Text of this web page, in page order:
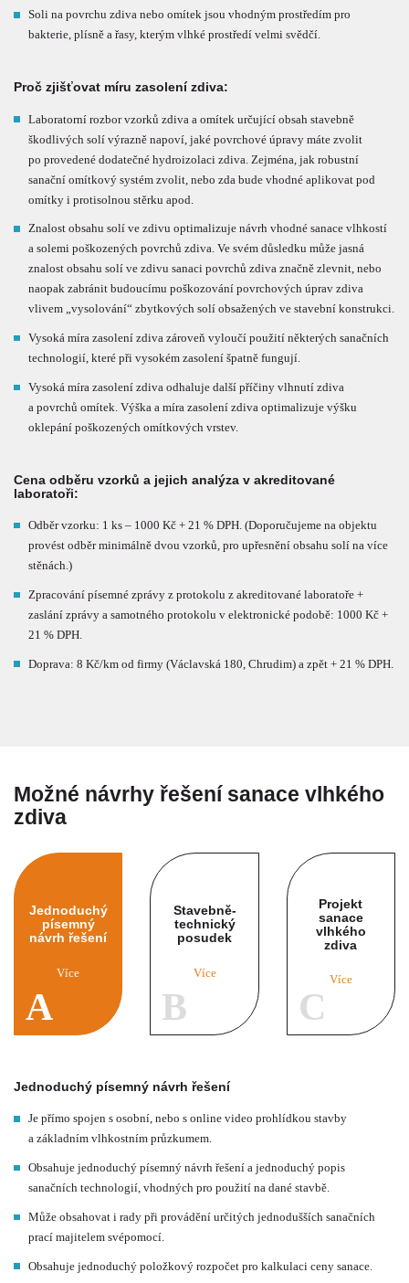
Soli na povrchu zdiva nebo omítek jsou vhodným prostředím pro
bakterie, plísně a řasy, kterým vlhké prostředí velmi svědčí.
Proč zjišťovat míru zasolení zdiva:
Laboratorní rozbor vzorků zdiva a omítek určující obsah stavebně
škodlivých solí výrazně napoví, jaké povrchové úpravy máte zvolit
po provedené dodatečné hydroizolaci zdiva. Zejména, jak robustní
sanační omítkový systém zvolit, nebo zda bude vhodné aplikovat pod
omítky i protisolnou stěrku apod.
Znalost obsahu solí ve zdivu optimalizuje návrh vhodné sanace vlhkostí
a solemi poškozených povrchů zdiva. Ve svém důsledku může jasná
znalost obsahu solí ve zdivu sanaci povrchů zdiva značně zlevnit, nebo
naopak zabránit budoucímu poškozování povrchových úprav zdiva
vlivem „vysolování“ zbytkových solí obsažených ve stavební konstrukci.
Vysoká míra zasolení zdiva zároveň vyloučí použití některých sanačních
technologií, které při vysokém zasolení špatně fungují.
Vysoká míra zasolení zdiva odhaluje další příčiny vlhnutí zdiva
a povrchů omítek. Výška a míra zasolení zdiva optimalizuje výšku
oklepání poškozených omítkových vrstev.
Cena odběru vzorků a jejich analýza v akreditované
laboratoři:
Odběr vzorku: 1 ks – 1000 Kč + 21 % DPH. (Doporučujeme na objektu
provést odběr minimálně dvou vzorků, pro upřesnění obsahu solí na více
stěnách.)
Zpracování písemné zprávy z protokolu z akreditované laboratoře +
zaslání zprávy a samotného protokolu v elektronické podobě: 1000 Kč +
21 % DPH.
Doprava: 8 Kč/km od firmy (Václavská 180, Chrudim) a zpět + 21 % DPH.
Možné návrhy řešení sanace vlhkého
zdiva
Jednoduchý
písemný
návrh řešení
Více
Stavebně-
technický
posudek
Více
Projekt
sanace
vlhkého
zdiva
Více
Jednoduchý písemný návrh řešení
Je přímo spojen s osobní, nebo s online video prohlídkou stavby
a základním vlhkostním průzkumem.
Obsahuje jednoduchý písemný návrh řešení a jednoduchý popis
sanačních technologií, vhodných pro použití na dané stavbě.
Může obsahovat i rady při provádění určitých jednodušších sanačních
prací majitelem svépomocí.
Obsahuje jednoduchý položkový rozpočet pro kalkulaci ceny sanace.